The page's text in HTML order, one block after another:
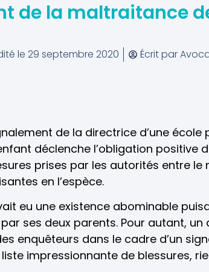
de la maltraitance
le 29 septembre 2020 Écrit par
de la directrice d’une
déclenche l’obligation positive
prises par les autorités entre
en l’espèce.
eu une existence abominable
ses deux parents. Pour autant,
enquêteurs dans le cadre d’un
impressionnante de blessures,